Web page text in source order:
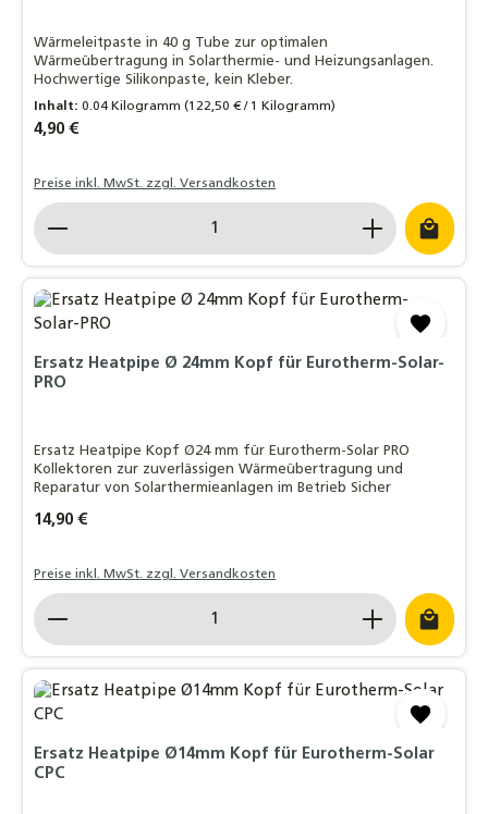
Wärmeleitpaste in 40 g Tube zur optimalen
Wärmeübertragung in Solarthermie- und Heizungsanlagen.
Hochwertige Silikonpaste, kein Kleber.
Inhalt:0.04 Kilogramm(122,50 € / 1 Kilogramm)
Regulärer Preis:
4,90 €
Preise inkl. MwSt. zzgl. Versandkosten
Produkt Anzahl: Gib den gewünschten Wert
Ersatz Heatpipe Ø 24mm Kopf für Eurotherm-Solar-
PRO
Ersatz Heatpipe Kopf Ø24 mm für Eurotherm-Solar PRO
Kollektoren zur zuverlässigen Wärmeübertragung und
Reparatur von Solarthermieanlagen im Betrieb Sicher
Regulärer Preis:
14,90 €
Preise inkl. MwSt. zzgl. Versandkosten
Produkt Anzahl: Gib den gewünschten Wert
Ersatz Heatpipe Ø14mm Kopf für Eurotherm-Solar
CPC